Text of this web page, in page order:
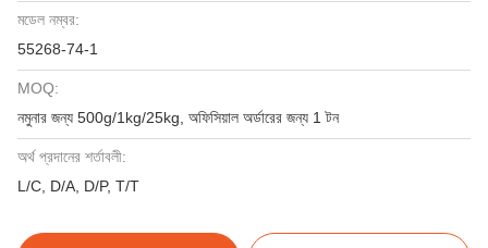
মডেল নম্বর:
55268-74-1
MOQ:
নমুনার জন্য 500g/1kg/25kg, অফিসিয়াল অর্ডারের জন্য 1 টন
অর্থ প্রদানের শর্তাবলী:
L/C, D/A, D/P, T/T